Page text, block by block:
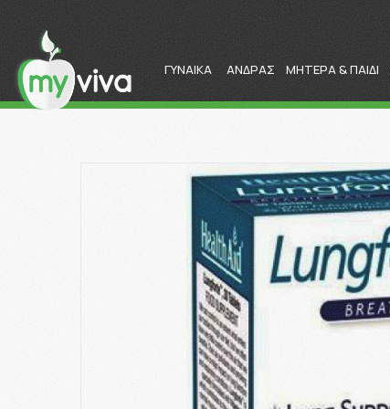
ΓΥΝΑΙΚΑ ΑΝΔΡΑΣ ΜΗΤΕΡΑ & ΠΑΙΔΙ